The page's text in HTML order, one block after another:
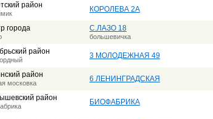
район КОРОЛЕВА 2А
города С.ЛАЗО 18
большевичка
район 3 МОЛОДЕЖНАЯ 49
район
московка 6 ЛЕНИНГРАДСКАЯ
район БИОФАБРИКА